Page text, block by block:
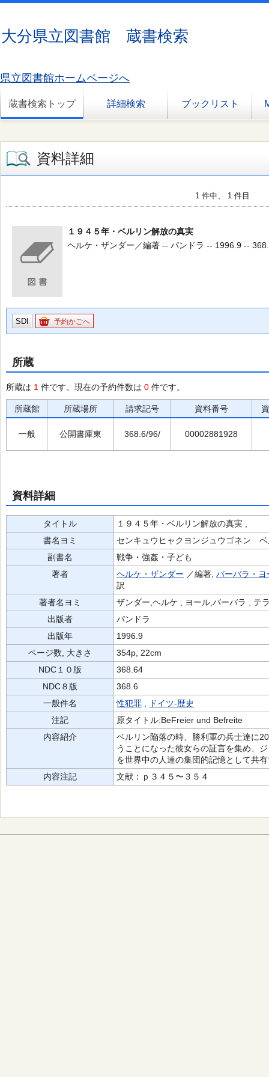
大分県立図書館 蔵書検索
県立図書館ホームページへ
蔵書検索トップ 詳細検索 ブックリスト
資料詳細
1 件中、 1 件目
１９４５年・ベルリン解放の真実
ヘルケ・ザンダー／編著 -- パンドラ -- 1996.9 --
SDI 予約かごへ
所蔵
所蔵は 1 件です。現在の予約件数は 0 件です。
所蔵館 所蔵場所 請求記号 資料番号
一般 公開書庫東 368.6/96/ 00002881928
資料詳細
タイトル
１９４５年・ベルリン解放の真実 ,
書名ヨミ
センキュウヒャクヨンジュウゴネン
副書名
戦争・強姦・子ども
著者
ヘルケ・ザンダー ／編著, バーバラ・ヨ
訳
著者名ヨミ
ザンダー,ヘルケ , ヨール,バーバラ , テ
出版者
パンドラ
出版年
1996.9
ページ数, 大きさ
354p, 22cm
NDC１０版
368.64
NDC８版
368.6
一般件名
性犯罪
ドイツ-歴史
注記
原タイトル:BeFreier und Befreite
内容紹介
ベルリン陥落の時、勝利軍の兵士達に
うことになった彼女らの証言を集め、
を世界中の人達の集団的記憶として共
内容注記
文献：ｐ３４５〜３５４